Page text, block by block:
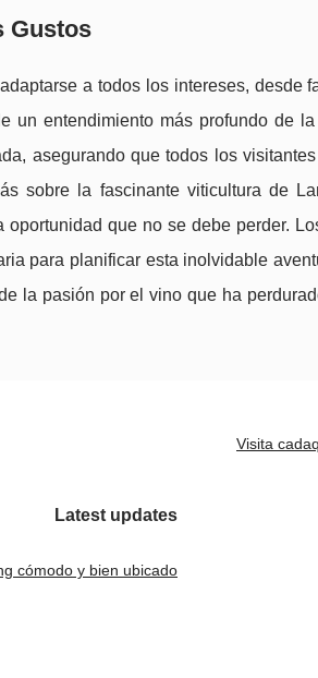
Gustos
a todos los intereses, desde
un entendimiento más profundo de
asegurando que todos los
sobre la fascinante viticultura de
que no se debe perder.
para planificar esta inolvidable
la pasión por el vino que ha
Visita
Latest updates
cómodo y bien ubicado